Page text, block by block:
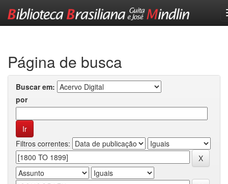
Página de busca
Buscar em:
por
Filtros correntes: